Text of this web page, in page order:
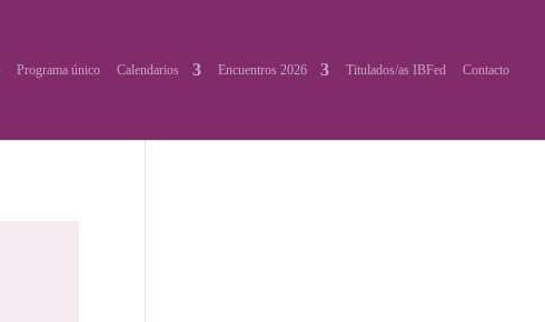
Programa único Calendarios Encuentros 2026 Titulados/as IBFed Contacto